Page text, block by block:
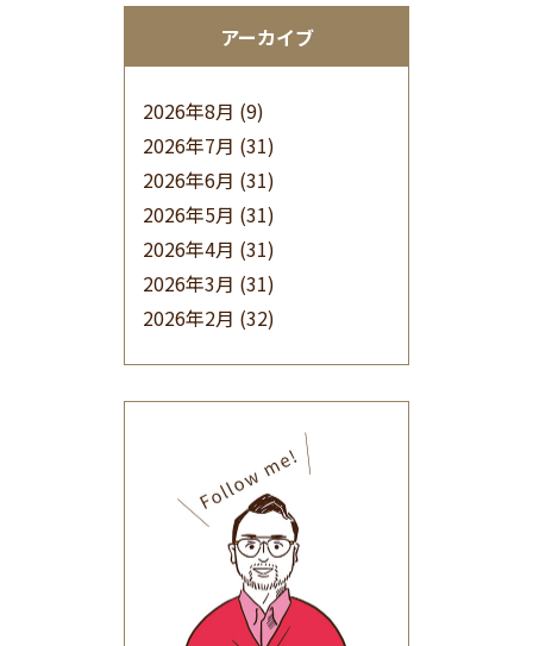
アーカイブ
2026年8月 (9)
2026年7月 (31)
2026年6月 (31)
2026年5月 (31)
2026年4月 (31)
2026年3月 (31)
2026年2月 (32)
(32)
2025年9月(30)
2025年8月(31)
2025年7月(37)
2025年6月(48)
2025年5月
(41)